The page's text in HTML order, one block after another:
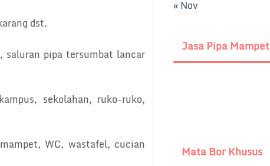
dst.
saluran pipa tersumbat lancar
sekolahan, ruko-ruko,
WC, wastafel, cucian
« Nov
Jasa Pipa Mampet
Mata Bor Khusus